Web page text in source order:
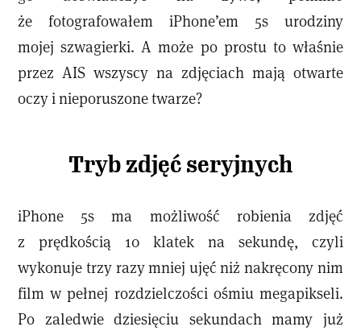
że fotografowałem iPhone’em 5s urodziny
mojej szwagierki. A może po prostu to właśnie
przez AIS wszyscy na zdjęciach mają otwarte
oczy i nieporuszone twarze?
Tryb zdjęć seryjnych
iPhone 5s ma możliwość robienia zdjęć
z prędkością 10 klatek na sekundę, czyli
wykonuje trzy razy mniej ujęć niż nakręcony nim
film w pełnej rozdzielczości ośmiu megapikseli.
Po zaledwie dziesięciu sekundach mamy już